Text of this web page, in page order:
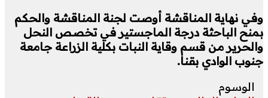
وفي نهاية المناقشة أوصت لجنة المناقشة والحكم
بمنح الباحثة درجة الماجستير في تخصص النحل
والحرير من قسم وقاية النبات بكلية الزراعة جامعة
جنوب الوادي بقنا.
الوسوم